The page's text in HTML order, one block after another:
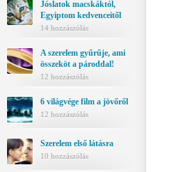
Jóslatok macskáktól,
Egyiptom kedvenceitől
14 hozzászólás
A szerelem gyűrűje, ami
összeköt a pároddal!
12 hozzászólás
6 világvége film a jövőről
12 hozzászólás
Szerelem első látásra
10 hozzászólás